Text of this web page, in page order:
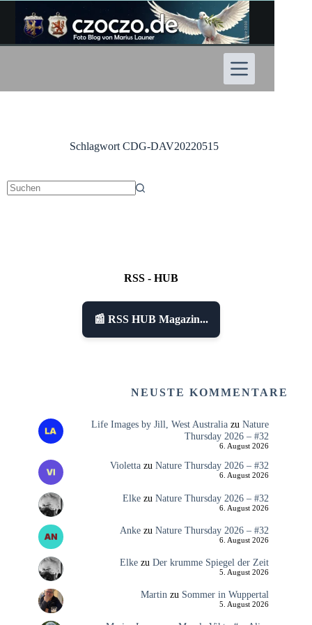
Inhalt
springen
Schlagwort CDG-DAV20220515
RSS - HUB
📰 RSS HUB Magazin...
NEUSTE KOMMENTARE
Life Images by Jill, West Australiazu Nature
Thursday 2026 – #32
6. August 2026
Violettazu Nature Thursday 2026 – #32
6. August 2026
Elkezu Nature Thursday 2026 – #32
6. August 2026
Ankezu Nature Thursday 2026 – #32
6. August 2026
Elkezu Der krumme Spiegel der Zeit
5. August 2026
Martin zu Sommer in Wuppertal
5. August 2026